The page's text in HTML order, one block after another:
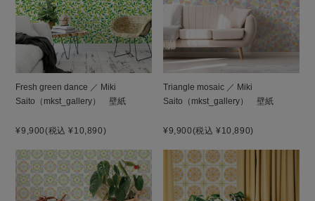
Fresh green dance ／ Miki
Saito（mkst_gallery） 壁紙
¥9,900(税込 ¥10,890)
Triangle mosaic ／ Miki
Saito（mkst_gallery） 壁紙
¥9,900(税込 ¥10,890)